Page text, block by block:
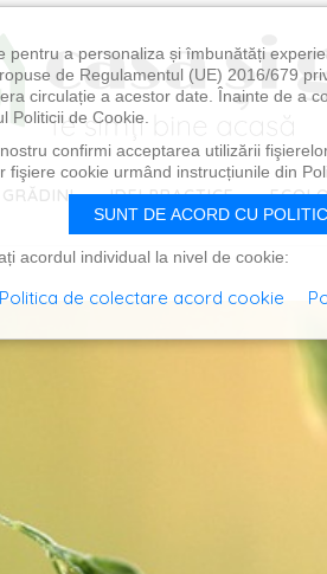
IDEI PRACTICE
pentru a personaliza și îmbunătăți
de Regulamentul (UE) 2016/679
circulație a acestor date. Înainte de a
Politicii de Cookie.
confirmi acceptarea utilizării
cookie urmând instrucțiunile din
SUNT DE ACORD CU
acordul individual la nivel de cookie:
Politica de colectare acord cookie